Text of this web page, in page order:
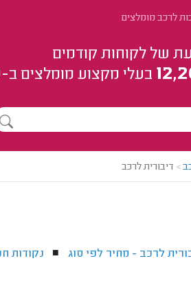
לרכב מומלצים
של לקוחות קודמים
בעלי מקצוע מומלצים ב-
> דיבורית לרכב
לרכב - מחיר לפי סוג ■ נקודות